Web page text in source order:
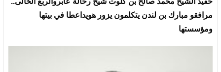
مرافقو مبارك بن لندن يتكلمون يزور هويداعطا في بيتها
ومؤسستها